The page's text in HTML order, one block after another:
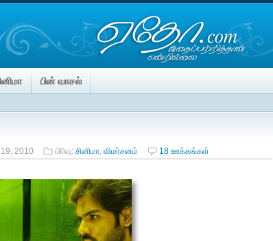
பின் வாசல்
2010 பிரிவு: சினிமா, விமர்சனம் 18 ஊக்கங்கள்